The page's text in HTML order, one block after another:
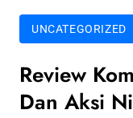
UNCATEGORIZED
Review
Dan Aksi